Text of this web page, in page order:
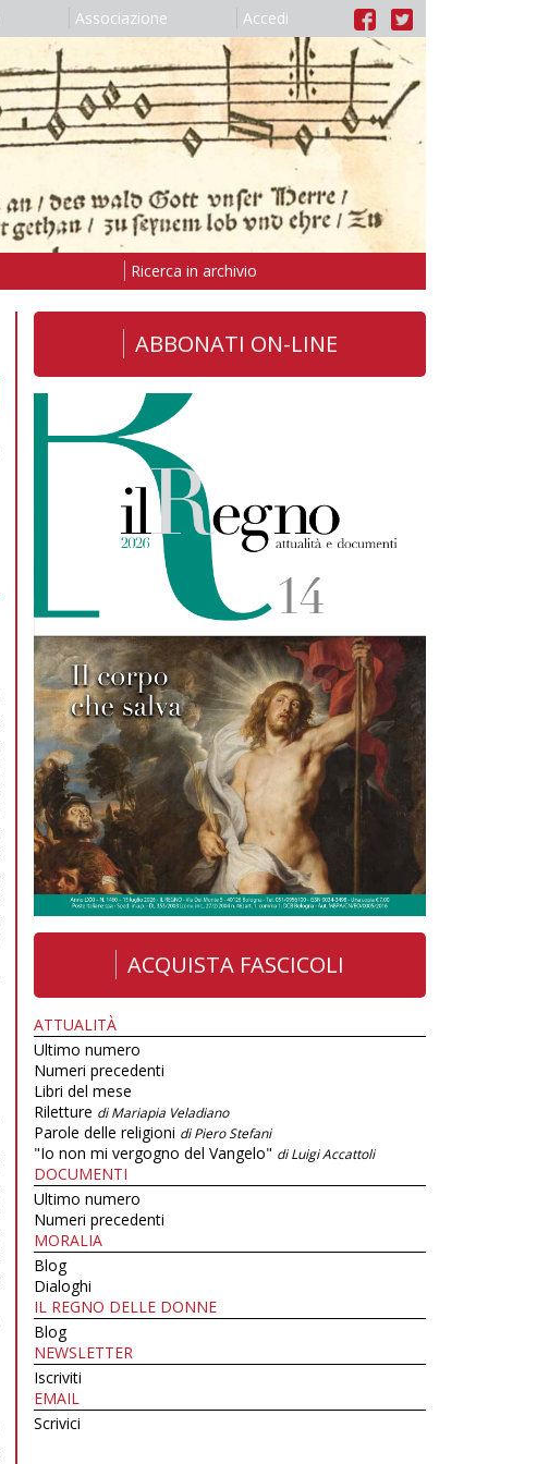
Associazione Accedi
Ricerca in archivio
ABBONATI ON-LINE
ACQUISTA FASCICOLI
ATTUALITÀ
Ultimo numero
Numeri precedenti
Libri del mese
Riletture di Mariapia Veladiano
Parole delle religioni di Piero Stefani
"Io non mi vergogno del Vangelo" di Luigi Accattoli
DOCUMENTI
Ultimo numero
Numeri precedenti
MORALIA
Blog
Dialoghi
IL REGNO DELLE DONNE
Blog
NEWSLETTER
Iscriviti
EMAIL
Scrivici